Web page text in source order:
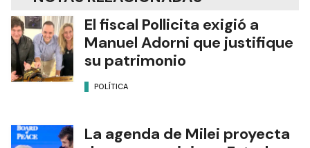
El fiscal Pollicita exigió a
Manuel Adorni que justifique
su patrimonio
POLÍTICA
La agenda de Milei proyecta